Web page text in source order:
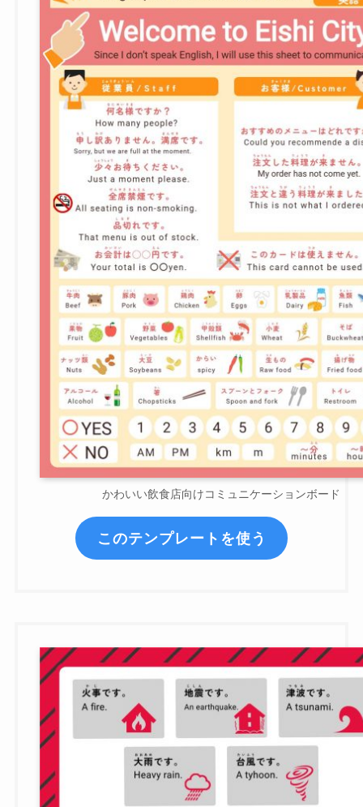
かわいい飲食店向けコミュニケーションボード
このテンプレートを使う